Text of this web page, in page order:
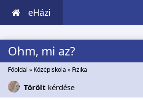
eHázi
Ohm, mi az?
Főoldal » Középiskola » Fizika
Törölt kérdése